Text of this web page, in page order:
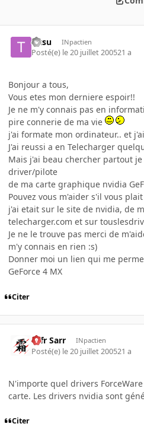
Titsu INpactien
Posté(e) le 20 juillet 200521 a
Bonjour a tous,
Vous etes mon derniere espoir!!
Je ne m'y connais pas en
pire connerie de ma vie
j'ai formate mon ordinateur.. et
J'ai reussi a en Telecharger
Mais j'ai beau chercher partout
driver/pilote
de ma carte graphique nvidia
Pouvez vous m'aider s'il vous plait
j'ai etait sur le site de nvidia, de
telecharger.com et sur
Je ne le trouve pas merci de
m'y connais en rien :s)
Donner moi un lien qui me
GeForce 4 MX
Citer
Ulfr Sarr INpactien
Posté(e) le 20 juillet 200521 a
N'importe quel drivers
carte. Les drivers nvidia sont
Citer